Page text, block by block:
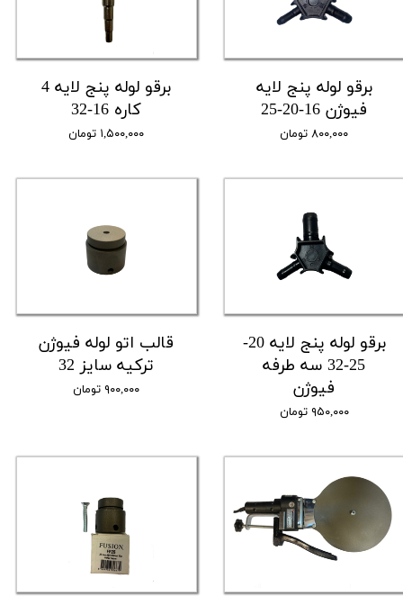
برقو لوله پنج لایه
فیوژن 16-20-25
۸۰۰,۰۰۰ تومان
برقو لوله پنج لایه 4
کاره 16-32
۱,۵۰۰,۰۰۰ تومان
برقو لوله پنج لایه 20-
25-32 سه طرفه
فیوژن
۹۵۰,۰۰۰ تومان
قالب اتو لوله فیوژن
ترکیه سایز 32
۹۰۰,۰۰۰ تومان